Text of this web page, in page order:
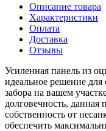
Описание товара
Характеристики
Оплата
Доставка
Отзывы
Усиленная панель из
идеальное решение для
забора на вашем
долговечность, данная
собственность от
обеспечить